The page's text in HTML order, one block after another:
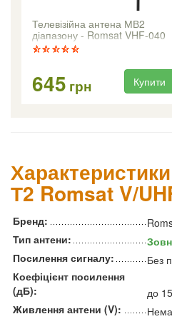
Телевізійна антена МВ2
діапазону - Romsat VHF-040
645 грн Купити
Т2 Romsat V/
Бренд:
Тип антени:
Посилення сигналу:
Без
Коефіцієнт посилення
(дБ):
до
Живлення антени (V):